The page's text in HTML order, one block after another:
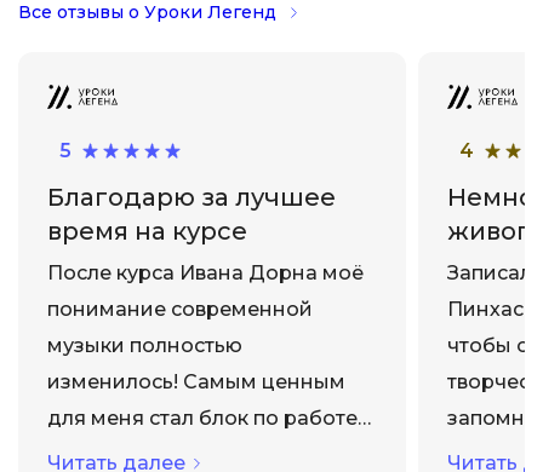
Все отзывы о Уроки Легенд
Благодарю за лучшее
время на курсе
После курса Ивана Дорна моё
понимание современной
музыки полностью
изменилось! Самым ценным
для меня стал блок по работе
над текстами песен и
Читать далее
5
чтобы
со
Читать
4